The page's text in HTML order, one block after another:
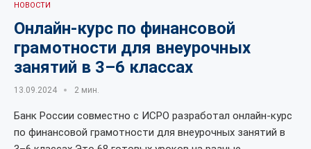
НОВОСТИ
Онлайн-курс по финансовой
грамотности для внеурочных
занятий в 3–6 классах
13.09.2024 2 мин.
Банк России совместно с ИСРО разработал онлайн-курс
по финансовой грамотности для внеурочных занятий в